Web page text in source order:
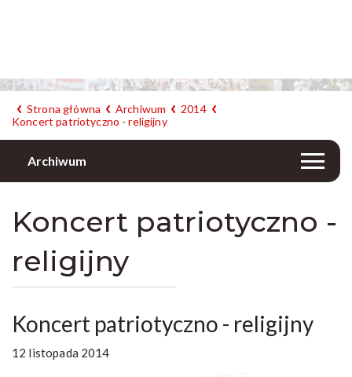
Strona główna Archiwum
2014
Koncert patriotyczno - religijny
Archiwum
Koncert patriotyczno -
religijny
Koncert patriotyczno - religijny
12 listopada 2014